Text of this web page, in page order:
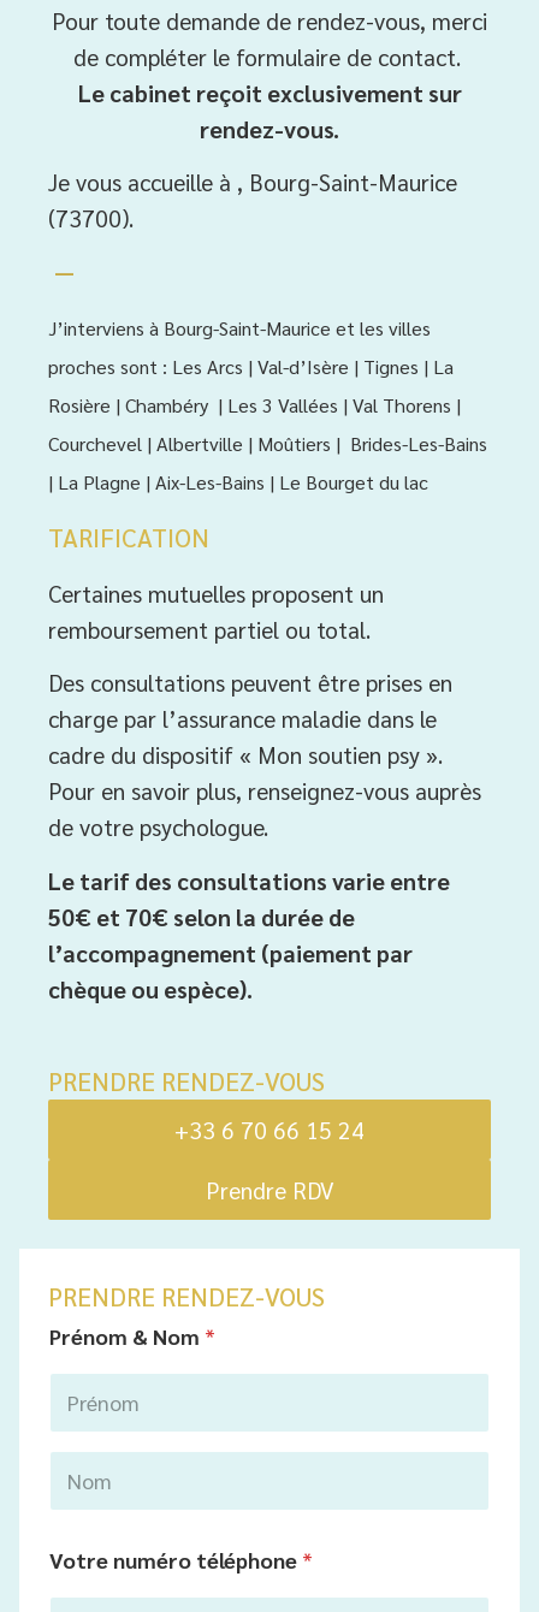
Pour toute demande de rendez-vous, merci
de compléter le formulaire de contact.
Le cabinet reçoit exclusivement sur
rendez-vous.
Je vous accueille à , Bourg-Saint-Maurice
(73700).
—
J’interviens à Bourg-Saint-Maurice et les villes
proches sont : Les Arcs | Val-d’Isère | Tignes | La
Rosière | Chambéry | Les 3 Vallées | Val Thorens |
Courchevel | Albertville | Moûtiers | Brides-Les-Bains
| La Plagne | Aix-Les-Bains | Le Bourget du lac
TARIFICATION
Certaines mutuelles proposent un
remboursement partiel ou total.
Des consultations peuvent être prises en
charge par l’assurance maladie dans le
cadre du dispositif « Mon soutien psy ».
Pour en savoir plus, renseignez-vous auprès
de votre psychologue.
Le tarif des consultations varie entre
50€ et 70€ selon la durée de
l’accompagnement (paiement par
chèque ou espèce).
PRENDRE RENDEZ-VOUS
+33 6 70 66 15 24
Prendre RDV
PRENDRE RENDEZ-VOUS
Prénom & Nom *
Votre numéro téléphone *